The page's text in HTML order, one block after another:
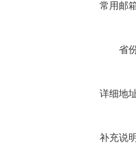
常用邮
省
详细地
补充说